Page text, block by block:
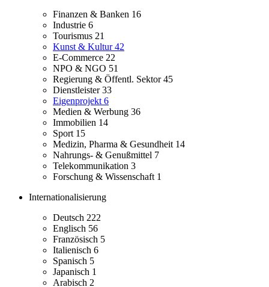
Finanzen & Banken 16
Industrie 6
Tourismus 21
Kunst & Kultur42
E-Commerce 22
NPO & NGO 51
Regierung & Öffentl. Sektor45
Dienstleister33
Eigenprojekt 6
Medien & Werbung 36
Immobilien 14
Sport 15
Medizin, Pharma & Gesundheit 14
Nahrungs- & Genußmittel 7
Telekommunikation 3
Forschung & Wissenschaft 1
Internationalisierung
Deutsch 222
Englisch 56
Französisch 5
Italienisch 6
Spanisch 5
Japanisch 1
Arabisch 2